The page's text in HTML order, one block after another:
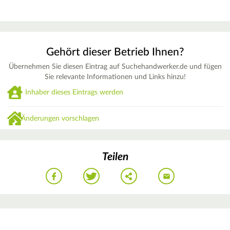
Gehört dieser Betrieb Ihnen?
Übernehmen Sie diesen Eintrag auf Suchehandwerker.de und fügen
Sie relevante Informationen und Links hinzu!
Inhaber dieses Eintrags werden
Änderungen vorschlagen
Teilen